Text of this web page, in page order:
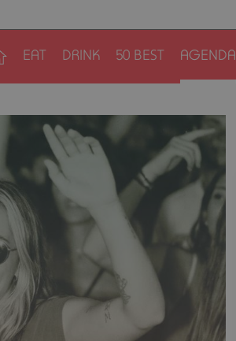
EAT DRINK 50 BEST AGENDA